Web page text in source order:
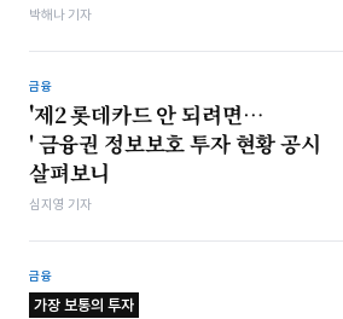
박해나 기자
금융
'제2 롯데카드 안 되려면…
' 금융권 정보보호 투자 현황 공시
살펴보니
심지영 기자
금융
가장 보통의 투자